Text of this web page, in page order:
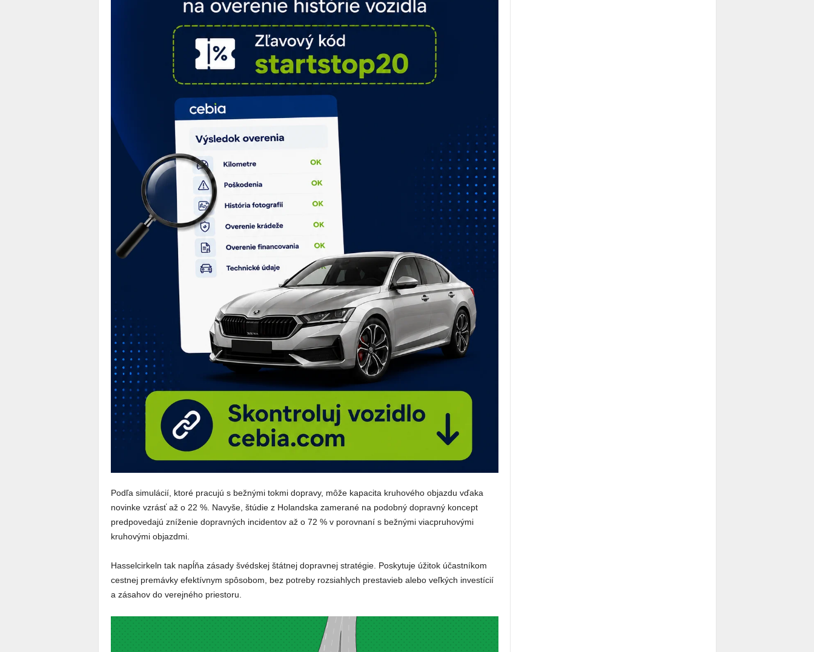
Podľa simulácií, ktoré pracujú s bežnými tokmi dopravy, môže kapacita kruhového objazdu vďaka
novinke vzrásť až o 22 %. Navyše, štúdie z Holandska zamerané na podobný dopravný koncept
predpovedajú zníženie dopravných incidentov až o 72 % v porovnaní s bežnými viacpruhovými
kruhovými objazdmi.
Hasselcirkeln tak napĺňa zásady švédskej štátnej dopravnej stratégie. Poskytuje úžitok účastníkom
cestnej premávky efektívnym spôsobom, bez potreby rozsiahlych prestavieb alebo veľkých investícií
a zásahov do verejného priestoru.